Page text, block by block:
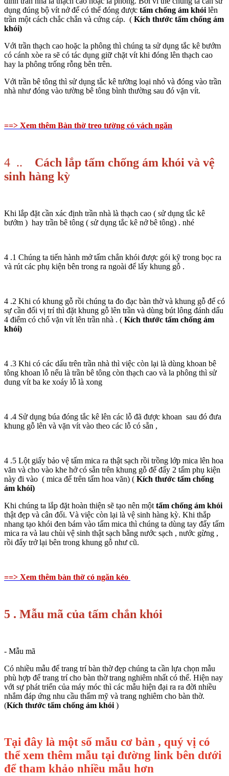
dụng đúng bộ vít nở để có thể đóng được tấm chống ám khói lên
trần một cách chắc chắn và cứng cáp. ( Kích thước tấm chống ám
khói)
Với trần thạch cao hoặc la phông thì chúng ta sử dụng tắc kê bướm
có cánh xòe ra sẽ có tác dụng giữ chặt vít khi đóng lên thạch cao
hay la phông trống rỗng bên trên.
Với trần bê tông thì sử dụng tắc kê tường loại nhỏ và đóng vào trần
nhà như đóng vào tường bê tông bình thường sau đó vặn vít.
==> Xem thêm Bàn thờ treo tường có vách ngăn
4 .. Cách lắp tấm chống ám khói và vệ
sinh hàng kỳ
Khi lắp đặt cần xác định trần nhà là thạch cao ( sử dụng tắc kê
bướm ) hay trần bê tông ( sử dụng tắc kê nở bê tông) . nhé
4 .1 Chúng ta tiến hành mở tấm chắn khói được gói kỹ trong bọc ra
và rút các phụ kiện bên trong ra ngoài để lấy khung gỗ .
4 .2 Khi có khung gỗ rồi chúng ta đo đạc bàn thờ và khung gỗ để có
sự cần đối vị trí thì đặt khung gỗ lên trần và dùng bút lông đánh dấu
4 điểm có chổ vặn vít lên trần nhà . ( Kích thước tấm chống ám
khói)
4 .3 Khi có các dấu trên trần nhà thì việc còn lại là dùng khoan bê
tông khoan lỗ nếu là trần bê tông còn thạch cao và la phông thì sử
dung vít ba ke xoáy lỗ là xong
4 .4 Sử dụng búa đóng tắc kê lên các lỗ đã được khoan sau đó đưa
khung gỗ lên và vặn vít vào theo các lỗ có sẵn ,
4 .5 Lột giấy bảo vệ tấm mica ra thật sạch rồi trồng lớp mica lên hoa
văn và cho vào khe hở có sẵn trên khung gỗ để đẩy 2 tấm phụ kiện
này đi vào ( mica để trên tấm hoa văn) ( Kích thước tấm chống
ám khói)
Khi chúng ta lắp đặt hoàn thiện sẽ tạo nên một tấm chống ám khói
thật đẹp và cân đối. Và việc còn lại là vệ sinh hàng kỳ. Khi thắp
nhang tạo khói đen bám vào tấm mica thì chúng ta dùng tay đẩy tấm
mica ra và lau chùi vệ sinh thật sạch bằng nước sạch , nước gừng ,
rồi đẩy trở lại bên trong khung gỗ như cũ.
==> Xem thêm bàn thờ có ngăn kéo
5 . Mẫu mã của tấm chắn khói
- Mẫu mã
Có nhiều mẫu để trang trí bàn thờ đẹp chúng ta cần lựa chọn mẫu
phù hợp để trang trí cho bàn thờ trang nghiêm nhất có thể. Hiện nay
với sự phát triển của máy móc thì các mẫu hiện đại ra ra đời nhiều
nhắm đáp ứng nhu cầu thẩm mỹ và trang nghiêm cho bàn thờ.
(Kích thước tấm chống ám khói )
Tại đây là một số mẫu cơ bản , quý vị có
thể xem thêm mẫu tại đường link bên dưới
để tham khảo nhiều mẫu hơn